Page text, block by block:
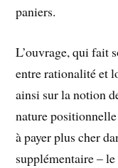
paniers.
L’ouvrage, qui fait
entre rationalité et
ainsi sur la notion
nature
à payer plus cher
supplémentaire –